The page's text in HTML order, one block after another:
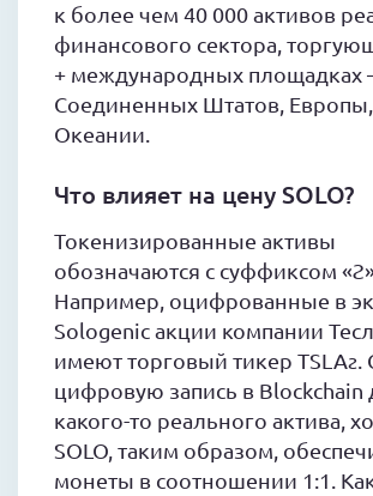
к более чем 40 000 активов
финансового сектора,
+ международных площадках
Соединенных Штатов, Европы,
Океании.
Что влияет на цену SOLO?
Токенизированные активы
обозначаются с суффиксом
Например, оцифрованные в
Sologenic акции компании
имеют торговый тикер TSLAƨ.
цифровую запись в Blockchain
какого-то реального актива,
SOLO, таким образом,
монеты в соотношении 1:1.